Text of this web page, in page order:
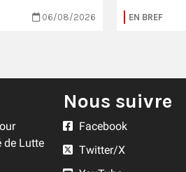
06/08/2026 EN BREF
de Lutte
Nous suivre
Facebook
Twitter/X